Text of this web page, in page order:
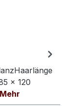
× 120
Mehr